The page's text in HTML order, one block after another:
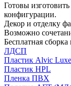
Готовы
конфигурации.
Декор и отделку
Возможно
Бесплатная
ЛДСП
Пластик Alvic Luxe
Пластик HPL
Пленка ПВХ